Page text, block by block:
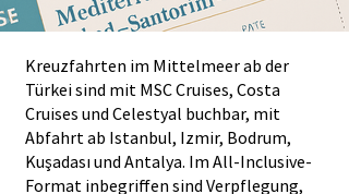
Kreuzfahrten im Mittelmeer ab der
Türkei sind mit MSC Cruises, Costa
Cruises und Celestyal buchbar, mit
Abfahrt ab Istanbul, Izmir, Bodrum,
Kuşadası und Antalya. Im All-Inclusive-
Format inbegriffen sind Verpflegung,